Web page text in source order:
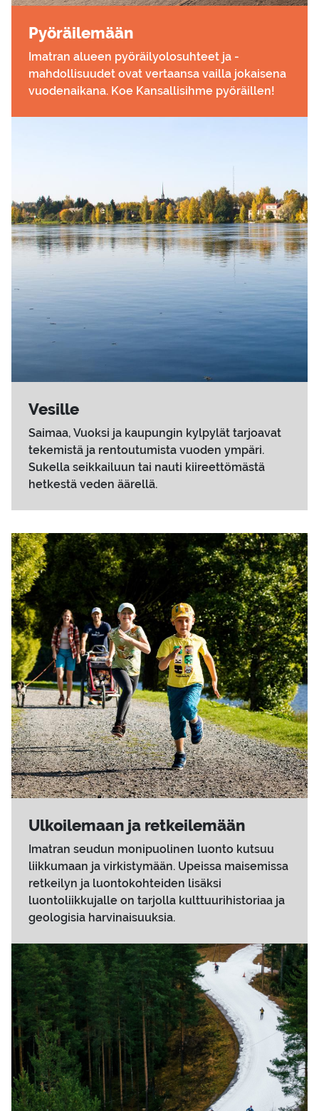
Pyö­räi­le­mään
Imatran alueen pyöräilyolosuhteet ja -
mahdollisuudet ovat vertaansa vailla jokaisena
vuodenaikana. Koe Kansallisihme pyöräillen!
Ve­sil­le
Saimaa, Vuoksi ja kaupungin kylpylät tarjoavat
tekemistä ja rentoutumista vuoden ympäri.
Sukella seikkailuun tai nauti kiireettömästä
hetkestä veden äärellä.
Ul­koi­le­maan ja ret­kei­le­mään
Imatran seudun monipuolinen luonto kutsuu
liikkumaan ja virkistymään. Upeissa maisemissa
retkeilyn ja luontokohteiden lisäksi
luontoliikkujalle on tarjolla kulttuurihistoriaa ja
geologisia harvinaisuuksia.